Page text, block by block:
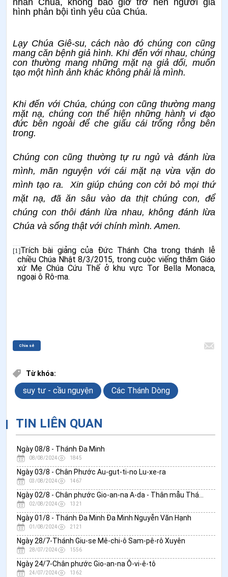
hình phản bội tình yêu của Chúa.
Lạy Chúa Giê-su, cách nào đó chúng con cũng
mang căn bệnh giả hình. Khi đến với nhau, chúng
con thường mang những mặt nạ giả dối, muốn
tạo một hình ảnh khác không phải là mình.
Khi đến với Chúa, chúng con cũng thường mang
mặt nạ, chúng con thể hiện những hành vi đạo
đức bên ngoài để che giấu cái trống rỗng bên
trong.
Chúng con cũng thường tự ru ngủ và đánh lừa
mình, mãn nguyện với cái mặt nạ vừa vặn do
mình tạo ra. Xin giúp chúng con cởi bỏ mọi thứ
mặt nạ, đã ăn sâu vào da thịt chúng con, để
chúng con thôi đánh lừa nhau, không đánh lừa
Chúa và sống thật với chính mình. Amen.
[1]Trích bài giảng của Đức Thánh Cha trong thánh lễ
chiều Chúa Nhật 8/3/2015, trong cuộc viếng thăm Giáo
xứ Mẹ Chúa Cứu Thế ở khu vực Tor Bella Monaca,
ngoại ô Rô-ma.
Chia sẻ
Từ khóa:
suy tư - cầu nguyện Các Thánh Dòng
TIN LIÊN QUAN
Ngày 08/8 - Thánh Đa Minh
08/08/2024 1845
Ngày 03/8 - Chân Phước Au-gut-ti-no Lu-xe-ra
03/08/2024 1467
02/08/2024 1321
Ngày 01/8 - Thánh Đa Minh Đa Minh Nguyễn Văn Hạnh
01/08/2024 2121
Ngày 28/7-Thánh Giu-se Mê-chi-ô Sam-pê-rô Xuyên
28/07/2024 1556
Ngày 24/7-Chân phước Gio-an-na Ô-vi-ê-tô
24/07/2024 1362